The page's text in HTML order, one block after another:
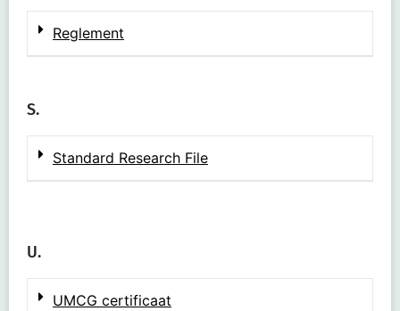
Reglement
S.
Standard Research File
U.
UMCG certificaat